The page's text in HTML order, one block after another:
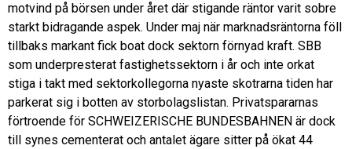
motvind på börsen under året där stigande räntor varit sobre
starkt bidragande aspek. Under maj när marknadsräntorna föll
tillbaks markant fick boat dock sektorn förnyad kraft. SBB
som underpresterat fastighetssektorn i år och inte orkat
stiga i takt med sektorkollegorna nyaste skotrarna tiden har
parkerat sig i botten av storbolagslistan. Privatspararnas
förtroende för SCHWEIZERISCHE BUNDESBAHNEN är dock
till synes cementerat och antalet ägare sitter på ökat 44